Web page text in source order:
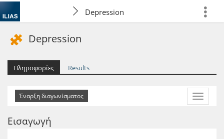
Depression
more
Depression
Πληροφορίες Results
More
Actions
Εισαγωγή